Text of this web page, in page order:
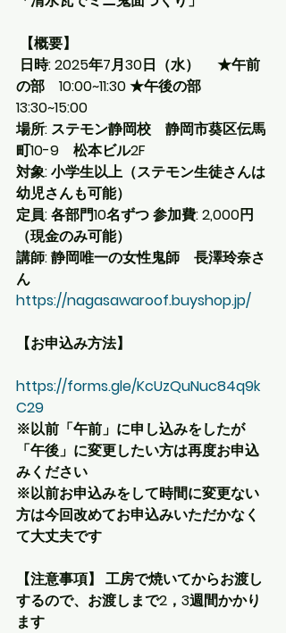
【概要】
の部　10:00~11:30 ★午後の部
13:30~15:00
場所: ステモン静岡校　静岡市葵区伝馬
町10-9　松本ビル2F
対象: 小学生以上（ステモン生徒さんは
幼児さんも可能）
定員: 各部門10名ずつ 参加費: 2,000円
（現金のみ可能）
講師: 静岡唯一の女性鬼師　長澤玲奈さ
ん
https://nagasawaroof.buyshop.jp/
【お申込み方法】
https://forms.gle/KcUzQuNuc84q9k
C29
※以前「午前」に申し込みをしたが
「午後」に変更したい方は再度お申込
みください
※以前お申込みをして時間に変更ない
方は今回改めてお申込みいただかなく
て大丈夫です
【注意事項】 工房で焼いてからお渡し
するので、お渡しまで2，3週間かかり
ます